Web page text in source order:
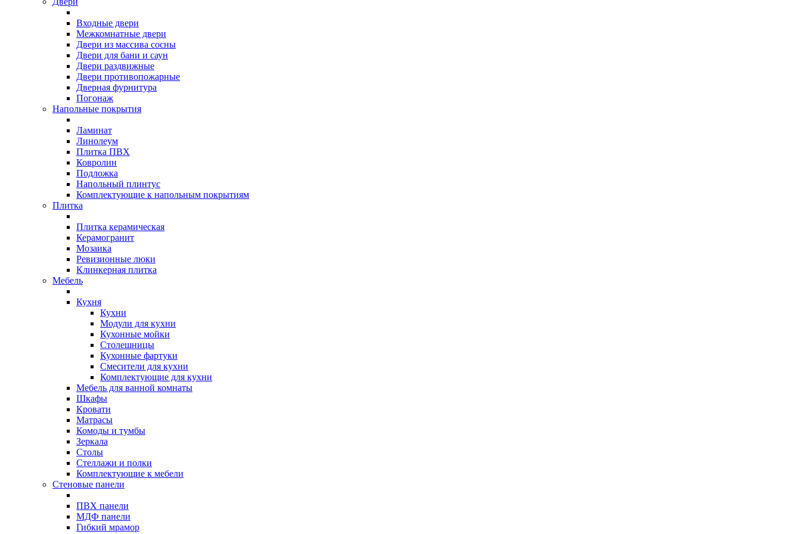
Входные двери
Межкомнатные двери
Двери из массива сосны
Двери для бани и саун
Двери раздвижные
Двери противопожарные
Дверная фурнитура
Погонаж
Напольные покрытия
Ламинат
Линолеум
Плитка ПВХ
Ковролин
Подложка
Напольный плинтус
Комплектующие к напольным покрытиям
Плитка
Плитка керамическая
Керамогранит
Мозаика
Ревизионные люки
Клинкерная плитка
Мебель
Кухня
Кухни
Модули для кухни
Кухонные мойки
Столешницы
Кухонные фартуки
Смесители для кухни
Комплектующие для кухни
Мебель для ванной комнаты
Шкафы
Кровати
Матрасы
Комоды и тумбы
Зеркала
Столы
Стеллажи и полки
Комплектующие к мебели
Стеновые панели
ПВХ панели
МДФ панели
Гибкий мрамор